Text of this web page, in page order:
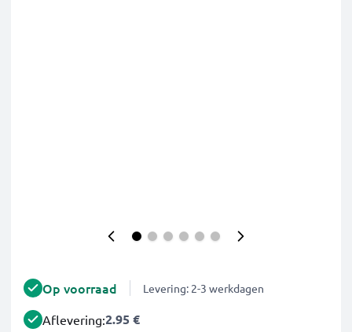
Op voorraad Levering: 2-3 werkdagen
Aflevering:2.95 €